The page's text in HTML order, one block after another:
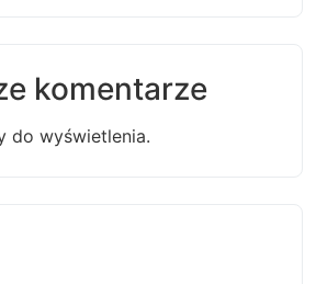
komentarze
do wyświetlenia.